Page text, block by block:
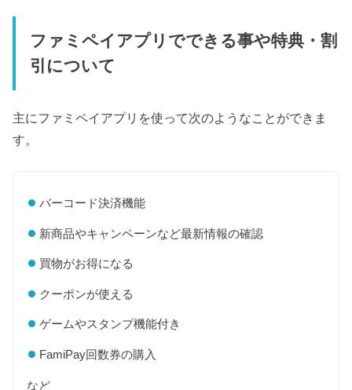
ファミペイアプリでできる事や特典・割
引について
主にファミペイアプリを使って次のようなことができま
す。
バーコード決済機能
新商品やキャンペーンなど最新情報の確認
買物がお得になる
クーポンが使える
ゲームやスタンプ機能付き
FamiPay回数券の購入
など